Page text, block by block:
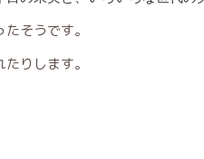
そうです。
りします。